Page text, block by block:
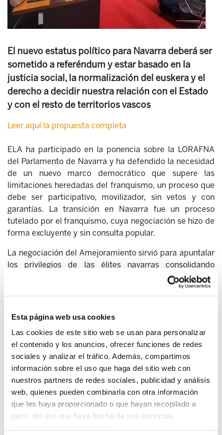
Esta página web usa cookies
Las cookies de este sitio web se usan para personalizar
el contenido y los anuncios, ofrecer funciones de redes
sociales y analizar el tráfico. Además, compartimos
información sobre el uso que haga del sitio web con
nuestros partners de redes sociales, publicidad y análisis
web, quienes pueden combinarla con otra información
que les haya proporcionado o que hayan recopilado a
partir del uso que haya hecho de sus servicios.
El nuevo estatus político para Navarra deberá ser
sometido a referéndum y estar basado en la
justicia social, la normalización del euskera y el
derecho a decidir nuestra relación con el Estado
y con el resto de territorios vascos
Leer aquí la propuesta completa
ELA ha participado en la ponencia sobre la LORAFNA
del Parlamento de Navarra y ha defendido la necesidad
de un nuevo marco democrático que supere las
limitaciones heredadas del franquismo, un proceso que
debe ser participativo, movilizador, sin vetos y con
garantías. La transición en Navarra fue un proceso
tutelado por el franquismo, cuya negociación se hizo de
forma excluyente y sin consulta popular.
La negociación del Amejoramiento sirvió para apuntalar
los privilegios de las élites navarras consolidando
durante décadas lo que se denominó como "Régimen" o
“Corralito Foral”, un entramado formado por UPN, PSN,
CCOO decidieron formar parte del mismo recibiendo
millones de dinero público a cambio de renunciar a la
confrontación social.
En este contexto, ELA reivindica el derecho a decidir de
la ciudadanía navarra, recordando además que Navarra
es el único territorio histórico que no votó su estatus
político. El sindicato considera que se debe respetar el
derecho a la libre determinación de la población
navarra, sin otro límite que la propia voluntad de la
ciudadanía navarra, incluyendo decidir libremente su